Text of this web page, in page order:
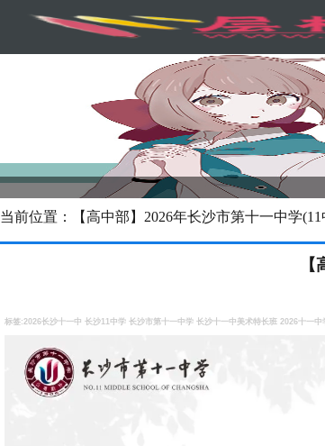
当前位置：【高中部】2026年长沙市第十一中学
标签:2026长沙十一中 长沙11中学 长沙市第十一中学 长沙十一中美术特长班 2026十一中